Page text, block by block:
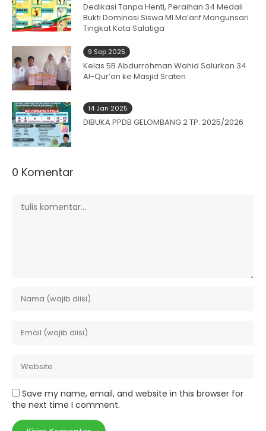
Dedikasi Tanpa Henti, Peraihan 34 Medali
Bukti Dominasi Siswa MI Ma’arif Mangunsari
Tingkat Kota Salatiga
9 Sep 2025
Kelas 5B Abdurrohman Wahid Salurkan 34
Al-Qur’an ke Masjid Sraten
14 Jan 2025
DIBUKA PPDB GELOMBANG 2 TP. 2025/2026
0 Komentar
Save my name, email, and website in this browser for
the next time I comment.